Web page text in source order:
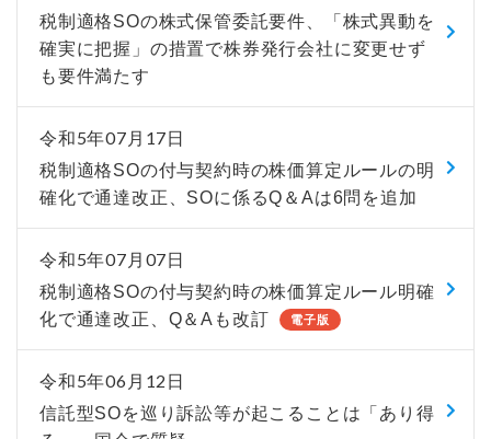
税制適格SOの株式保管委託要件、「株式異動を
確実に把握」の措置で株券発行会社に変更せず
も要件満たす
令和5年07月17日
税制適格SOの付与契約時の株価算定ルールの明
確化で通達改正、SOに係るQ＆Aは6問を追加
令和5年07月07日
税制適格SOの付与契約時の株価算定ルール明確
化で通達改正、Q＆Aも改訂
電子版
令和5年06月12日
信託型SOを巡り訴訟等が起こることは「あり得